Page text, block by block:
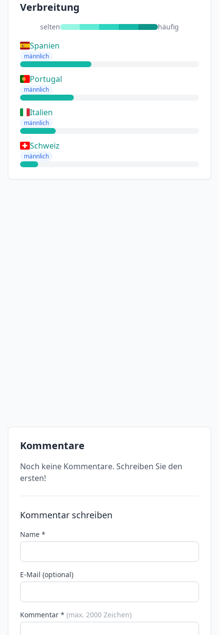
Verbreitung
selten häufig
Spanien
männlich
Portugal
männlich
Italien
männlich
Schweiz
männlich
Kommentare
Noch keine Kommentare. Schreiben Sie den
ersten!
Kommentar schreiben
Name *
E-Mail (optional)
Kommentar * (max. 2000 Zeichen)